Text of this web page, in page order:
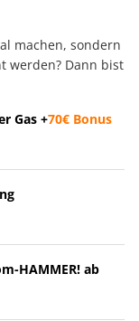
machen, sondern
werden? Dann bist
Gas +70€ Bonus
HAMMER! ab